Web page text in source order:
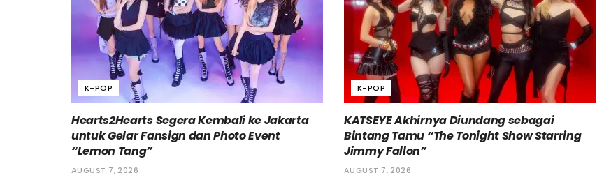
K-POP
Hearts2Hearts Segera Kembali ke Jakarta
untuk Gelar Fansign dan Photo Event
“Lemon Tang”
AUGUST 7, 2026
K-POP
KATSEYE Akhirnya Diundang sebagai
Bintang Tamu “The Tonight Show Starring
Jimmy Fallon”
AUGUST 7, 2026